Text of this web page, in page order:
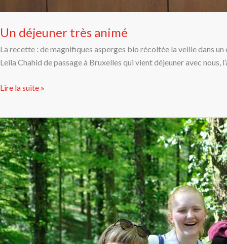
Un déjeuner très animé
La recette : de magnifiques asperges bio récoltée la veille dans
Leila Chahid de passage à Bruxelles qui vient déjeuner avec
Lire la suite »
Les
jacinthes
sauvages
du
Bois
de
Halle